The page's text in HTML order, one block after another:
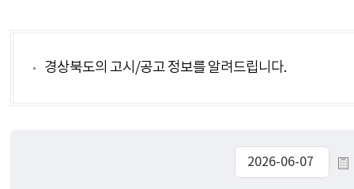
경상북도의 고시/공고 정보를 알려드립니다.